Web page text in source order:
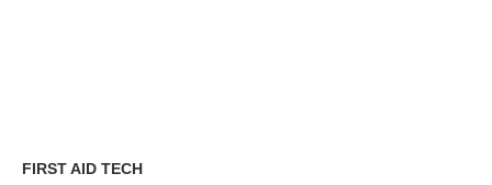
FIRST AID TECH